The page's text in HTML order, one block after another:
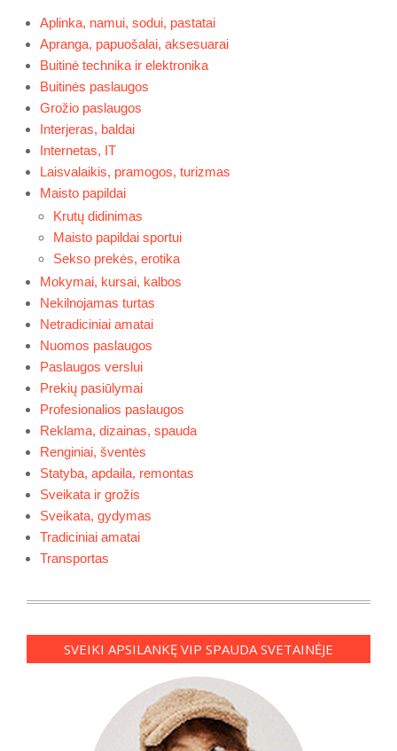
Aplinka, namui, sodui, pastatai
Apranga, papuošalai, aksesuarai
Buitinė technika ir elektronika
Buitinės paslaugos
Grožio paslaugos
Interjeras, baldai
Internetas, IT
Laisvalaikis, pramogos, turizmas
Maisto papildai
Krutų didinimas
Maisto papildai sportui
Sekso prekės, erotika
Mokymai, kursai, kalbos
Nekilnojamas turtas
Netradiciniai amatai
Nuomos paslaugos
Paslaugos verslui
Prekių pasiūlymai
Profesionalios paslaugos
Reklama, dizainas, spauda
Renginiai, šventės
Statyba, apdaila, remontas
Sveikata ir grožis
Sveikata, gydymas
Tradiciniai amatai
Transportas
SVEIKI APSILANKĘ VIP SPAUDA SVETAINĖJE